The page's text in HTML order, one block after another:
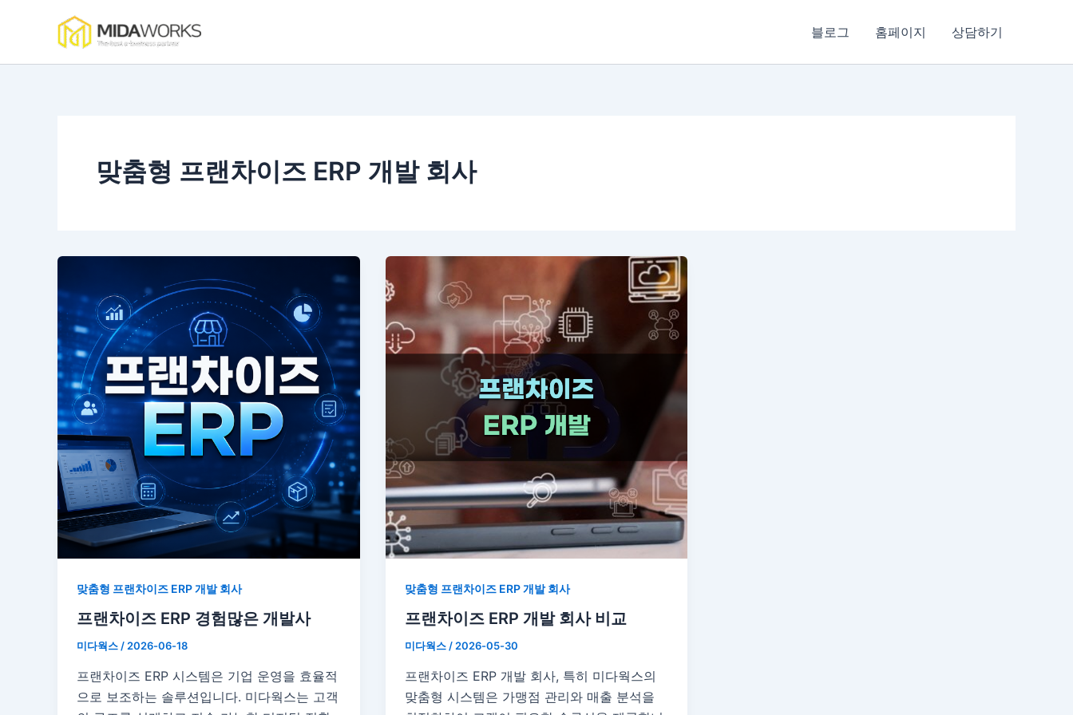
블로그 홈페이지 상담하기
맞춤형 프랜차이즈 ERP 개발 회사
맞춤형 프랜차이즈 ERP 개발 회사
프랜차이즈 ERP 경험많은 개발사
미다웍스/2026-06-18
프랜차이즈 ERP 시스템은 기업 운영을 효율적
으로 보조하는 솔루션입니다. 미다웍스는 고객
맞춤형 프랜차이즈 ERP 개발 회사
프랜차이즈 ERP 개발 회사 비교
미다웍스/2026-05-30
프랜차이즈 ERP 개발 회사, 특히 미다웍스의
맞춤형 시스템은 가맹점 관리와 매출 분석을